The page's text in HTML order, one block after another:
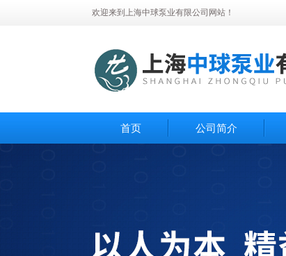
欢迎来到上海中球泵业有限公司网站！
首页 公司简介